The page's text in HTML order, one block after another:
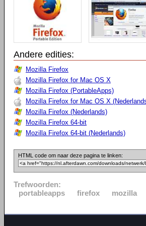
Andere edities:
Mozilla Firefox
Mozilla Firefox for Mac OS X
Mozilla Firefox (PortableApps)
Mozilla Firefox for Mac OS X
Mozilla Firefox (Nederlands)
Mozilla Firefox 64-bit
Mozilla Firefox 64-bit (Nederlands)
HTML code om naar deze pagina te linken:
Trefwoorden:
portableapps
firefox mozilla